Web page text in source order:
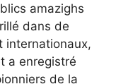
amazighs
dans de
internationaux,
a enregistré
de la